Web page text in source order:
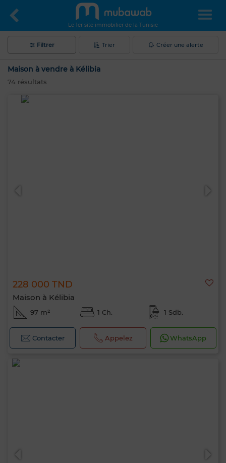
Le 1er site immobilier de la Tunisie
Filtrer Trier Créer une alerte
Maison à vendre à Kélibia
74 résultats
228 000 TND
Maison à Kélibia
97 m² 1 Ch. 1 Sdb.
Contacter Appelez WhatsApp